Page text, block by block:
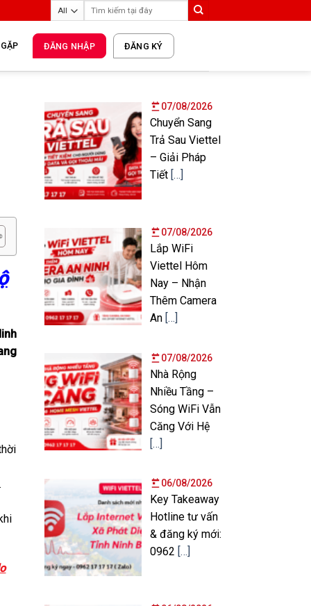
ĐĂNG NHẬP ĐĂNG KÝ
07/08/2026
Chuyển Sang
Trả Sau Viettel
– Giải Pháp
Tiết […]
07/08/2026
Lắp WiFi
Viettel Hôm
Nay – Nhận
Thêm Camera
An […]
07/08/2026
Nhà Rộng
Nhiều Tầng –
Sóng WiFi Vẫn
Căng Với Hệ
[…]
06/08/2026
Key Takeaway
Hotline tư vấn
& đăng ký mới:
0962 […]